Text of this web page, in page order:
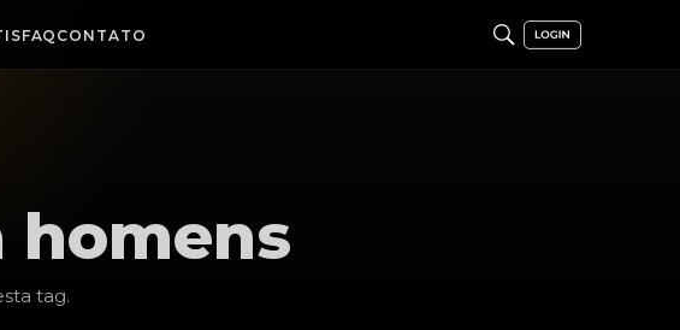
FAQ CONTATO
homens
tag.